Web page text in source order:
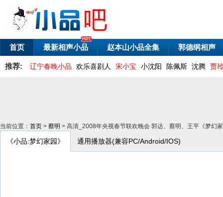
首页 最新相声小品 赵本山小品全集 郭德纲相声
推荐: 辽宁春晚小品 欢乐喜剧人 宋小宝 小沈阳 陈佩斯 沈腾 贾
当前位置： 首页 > 蔡明 > 高清_2008年央视春节联欢晚会 郭达、蔡明、王平《梦幻
《小品:梦幻家园》 通用播放器(兼容PC/Android/IOS)